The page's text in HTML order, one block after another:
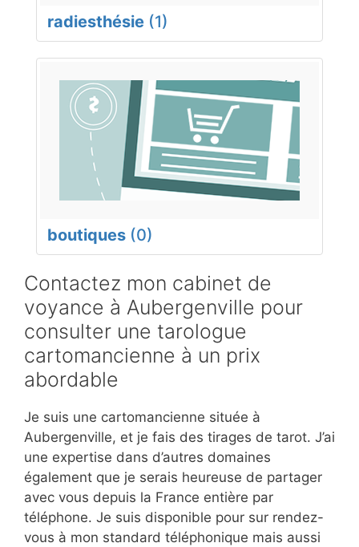
radiesthésie (1)
boutiques (0)
Contactez mon cabinet de
voyance à Aubergenville pour
consulter une tarologue
cartomancienne à un prix
abordable
Je suis une cartomancienne située à
Aubergenville, et je fais des tirages de tarot. J’ai
une expertise dans d’autres domaines
également que je serais heureuse de partager
avec vous depuis la France entière par
téléphone. Je suis disponible pour sur rendez-
vous à mon standard téléphonique mais aussi